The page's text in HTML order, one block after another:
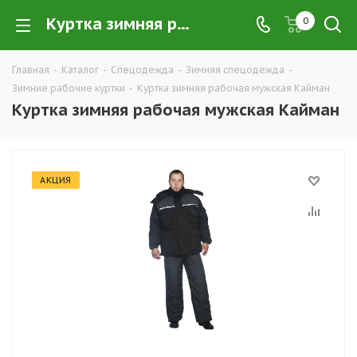
Куртка зимняя рабочая мужская Кайман купить в Екатеринбурге по низким ценам оптом — интернет-магазин зимней рабочих курток в розницу компании ТД УРАЛСИЗ 0
Главная - Каталог - Спецодежда - Зимняя спецодежда -
Зимние рабочие куртки - Куртка зимняя рабочая мужская Кайман
Куртка зимняя рабочая мужская Кайман
АКЦИЯ